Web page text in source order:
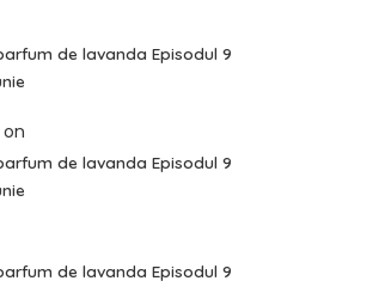
de lavanda Episodul 9
on
de lavanda Episodul 9
de lavanda Episodul 9